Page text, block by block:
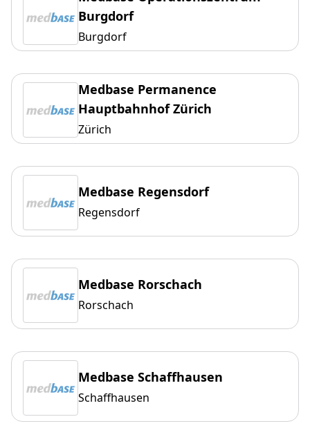
Burgdorf
Burgdorf
Medbase Permanence
Hauptbahnhof Zürich
Zürich
Medbase Regensdorf
Regensdorf
Medbase Rorschach
Rorschach
Medbase Schaffhausen
Schaffhausen